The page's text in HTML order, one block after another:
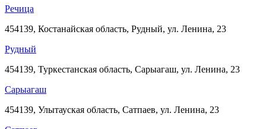
Речица
454139, Костанайская область, Рудный, ул. Ленина, 23
Рудный
454139, Туркестанская область, Сарыагаш, ул. Ленина, 23
Сарыагаш
454139, Улытауская область, Сатпаев, ул. Ленина, 23